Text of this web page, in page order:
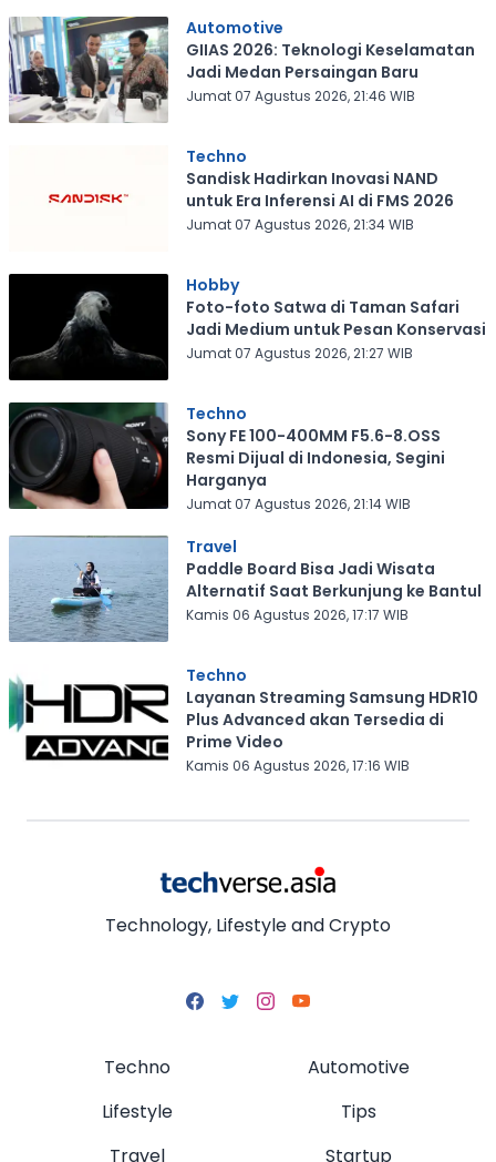
Automotive
GIIAS 2026: Teknologi Keselamatan
Jadi Medan Persaingan Baru
Jumat 07 Agustus 2026, 21:46 WIB
Techno
Sandisk Hadirkan Inovasi NAND
untuk Era Inferensi AI di FMS 2026
Jumat 07 Agustus 2026, 21:34 WIB
Hobby
Foto-foto Satwa di Taman Safari
Jadi Medium untuk Pesan Konservasi
Jumat 07 Agustus 2026, 21:27 WIB
Techno
Sony FE 100-400MM F5.6-8.OSS
Resmi Dijual di Indonesia, Segini
Harganya
Jumat 07 Agustus 2026, 21:14 WIB
Travel
Paddle Board Bisa Jadi Wisata
Alternatif Saat Berkunjung ke Bantul
Kamis 06 Agustus 2026, 17:17 WIB
Techno
Layanan Streaming Samsung HDR10
Plus Advanced akan Tersedia di
Prime Video
Kamis 06 Agustus 2026, 17:16 WIB
Technology, Lifestyle and Crypto
Techno
Lifestyle
Travel
Automotive
Tips
Startup